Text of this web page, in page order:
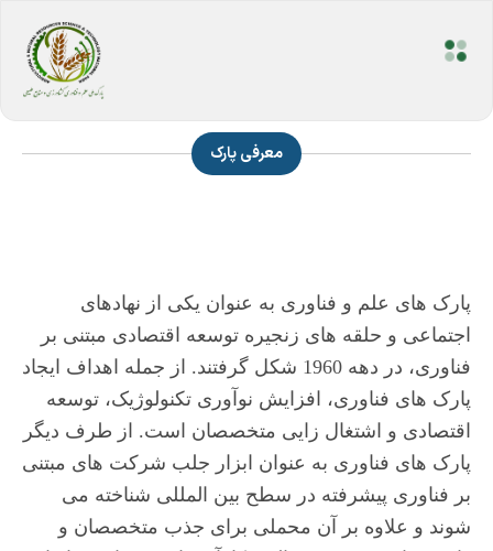
معرفی پارک
پارک های علم و فناوری به عنوان یکی از نهادهای
اجتماعی و حلقه های زنجیره توسعه اقتصادی مبتنی بر
فناوری، در دهه 1960 شکل گرفتند. از جمله اهداف ایجاد
پارک های فناوری، افزایش نوآوری تکنولوژیک، توسعه
اقتصادی و اشتغال زایی متخصصان است. از طرف دیگر
پارک های فناوری به عنوان ابزار جلب شرکت های مبتنی
بر فناوری پیشرفته در سطح بین المللی شناخته می
شوند و علاوه بر آن محملی برای جذب متخصصان و